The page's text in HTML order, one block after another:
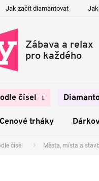
Jak začít diamantovat
čísel
Cenové trháky
čísel Města, místa a